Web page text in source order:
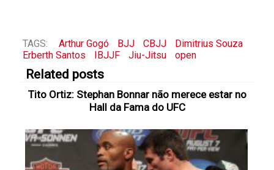
TAGS: Arthur Gogó BJJ CBJJ
Dimitrius Souza
Erberth Santos
IBJJF Jiu-Jitsu open
Related posts
Tito Ortiz: Stephan Bonnar não merece estar no
Hall da Fama do UFC